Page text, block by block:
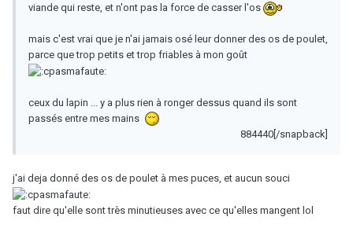
viande qui reste, et n'ont pas la force de casser l'os
mais c'est vrai que je n'ai jamais osé leur donner des os de poulet,
parce que trop petits et trop friables à mon goût
ceux du lapin ... y a plus rien à ronger dessus quand ils sont
passés entre mes mains
884440[/snapback]
j'ai deja donné des os de poulet à mes puces, et aucun souci
faut dire qu'elle sont très minutieuses avec ce qu'elles mangent lol